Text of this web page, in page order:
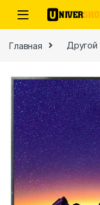
Skip to navigation
Skip to content
Главная Другой